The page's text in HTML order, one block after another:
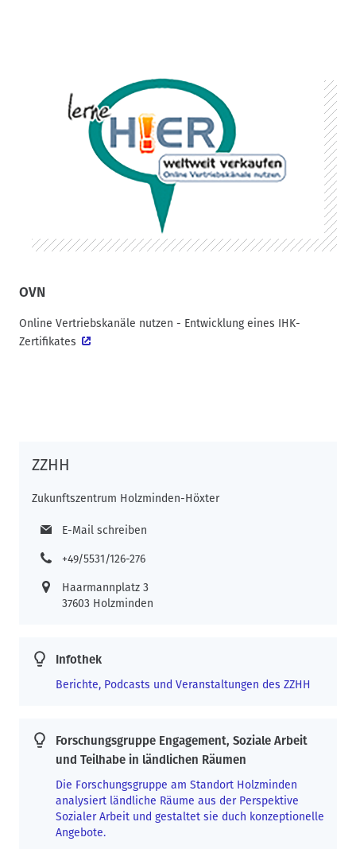
OVN
Online Vertriebskanäle nutzen - Entwicklung eines IHK-
Zertifikates
ZZHH
Zukunftszentrum Holzminden-Höxter
E-Mail schreiben
+49/5531/126-276
Haarmannplatz 3
37603 Holzminden
Infothek
Berichte, Podcasts und Veranstaltungen des ZZHH
Forschungsgruppe Engagement, Soziale Arbeit
und Teilhabe in ländlichen Räumen
Die Forschungsgruppe am Standort Holzminden
analysiert ländliche Räume aus der Perspektive
Sozialer Arbeit und gestaltet sie duch konzeptionelle
Angebote.